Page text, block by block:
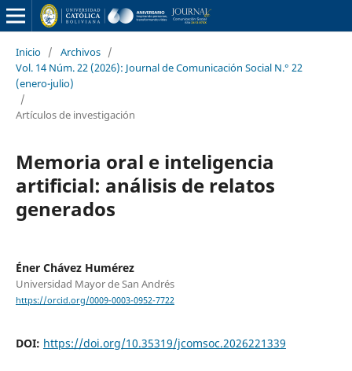
Inicio / Archivos /
Vol. 14 Núm. 22 (2026): Journal de Comunicación Social N.° 22
(enero-julio)
/
Artículos de investigación
Memoria oral e inteligencia
artificial: análisis de relatos
generados
Éner Chávez Humérez
Universidad Mayor de San Andrés
https://orcid.org/0009-0003-0952-7722
DOI: https://doi.org/10.35319/jcomsoc.2026221339